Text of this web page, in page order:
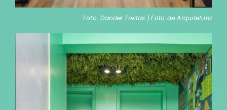
Foto: Dander Freitas | Foto de Arquitetura